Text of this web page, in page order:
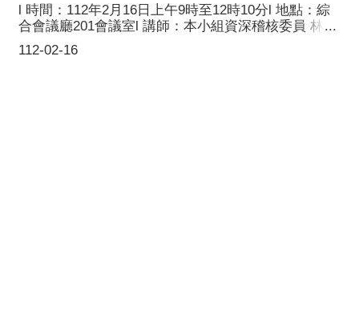
112-02-16
l 時間：112年2月16日上午9時至12時10分l 地點：綜
合會議廳201會議室l 講師：本小組資深稽核委員 林榮
竹委員l 講題：稽核業務重點與案例研析探討l 參訓對
象：稽核委員及工作人員l 主辦單位：桃園市政府採購